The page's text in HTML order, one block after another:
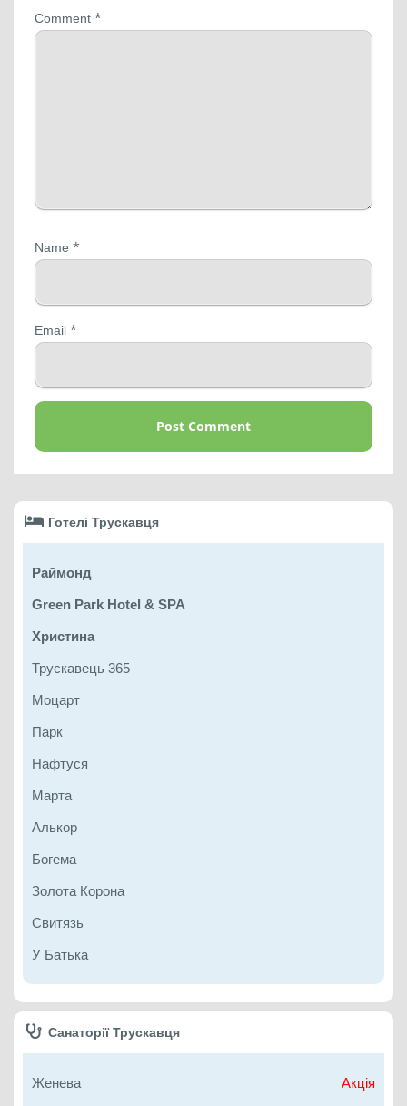
Comment *
Name *
Email *
Готелі Трускавця
Раймонд
Green Park Hotel & SPA
Христина
Трускавець 365
Моцарт
Парк
Нафтуся
Марта
Алькор
Богема
Золота Корона
Свитязь
У Батька
Санаторії Трускавця
Женева Акція